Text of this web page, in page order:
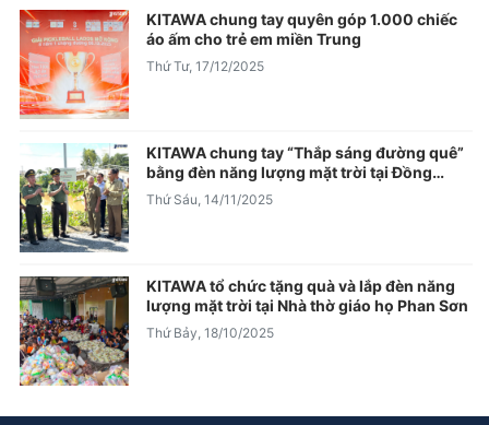
KITAWA chung tay quyên góp 1.000 chiếc
áo ấm cho trẻ em miền Trung
Thứ Tư, 17/12/2025
KITAWA chung tay “Thắp sáng đường quê”
bằng đèn năng lượng mặt trời tại Đồng
Tháp
Thứ Sáu, 14/11/2025
KITAWA tổ chức tặng quà và lắp đèn năng
lượng mặt trời tại Nhà thờ giáo họ Phan Sơn
Thứ Bảy, 18/10/2025